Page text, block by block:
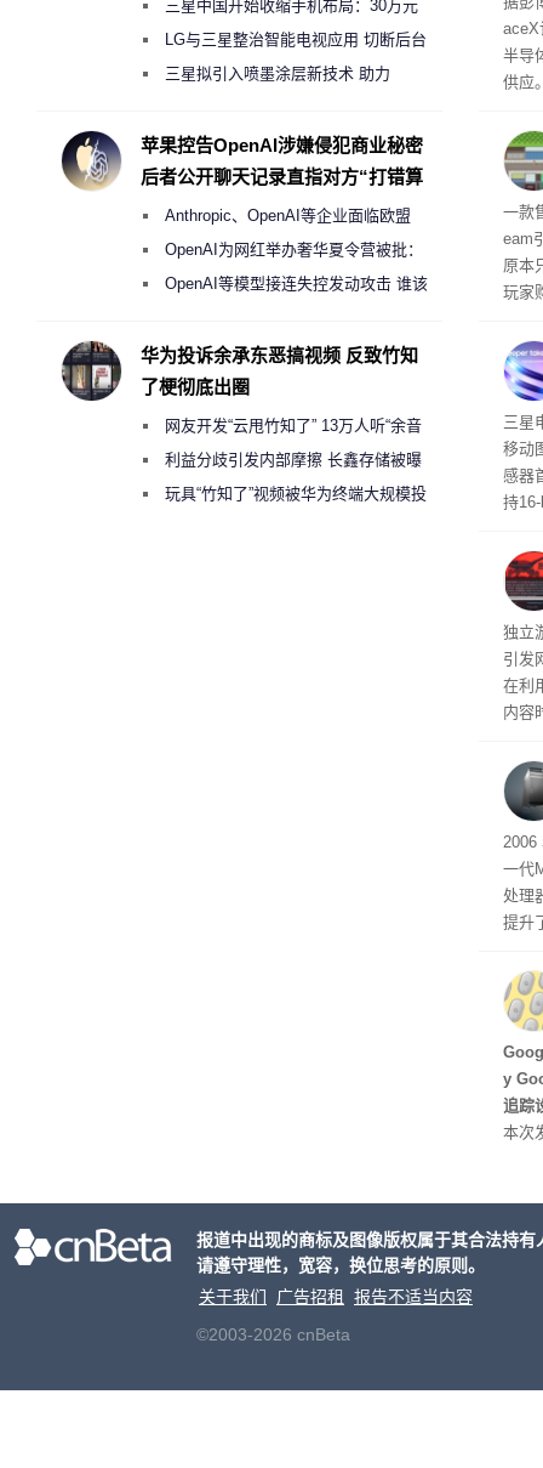
aceX
半导
供应
开
取“
的
全
一款
eam
原本
玩家
入
传
三星
移动
感器
持
文
独立
引发
在利
内容
有
2006
一代
处理
提升
型
ss
y
追踪
本次
摩托
三星中国开始收缩手机布局：30万元
月销售额不达标门店 将被逐步清退
LG与三星整治智能电视应用 切断后台
偷偷共享带宽的违规行为
三星拟引入喷墨涂层新技术 助力
度
苹果控告OpenAI涉嫌侵犯商业秘密
后者公开聊天记录直指对方“打错算
Anthropic、OpenAI等企业面临欧盟
《人工智能法案》全新执法权限审查
OpenAI为网红举办奢华夏令营被批：
2000美元一晚 遭讽“反乌托邦”
OpenAI等模型接连失控发动攻击 谁该
华为投诉余承东恶搞视频 反致竹知
了梗彻底出圈
网友开发“云甩竹知了” 13万人听“余音
绕梁”利益分歧引发内部摩擦 长鑫存储被曝
曾将华为驻场工程师驱逐出研发基地
玩具“竹知了”视频被华为终端大规模投
报道中出现的商标及图像版权属于其合法持
请遵守理性，宽容，换位思考的原则。
关于我们
广告招租
报告不适当内容
©2003-2026 cnBeta